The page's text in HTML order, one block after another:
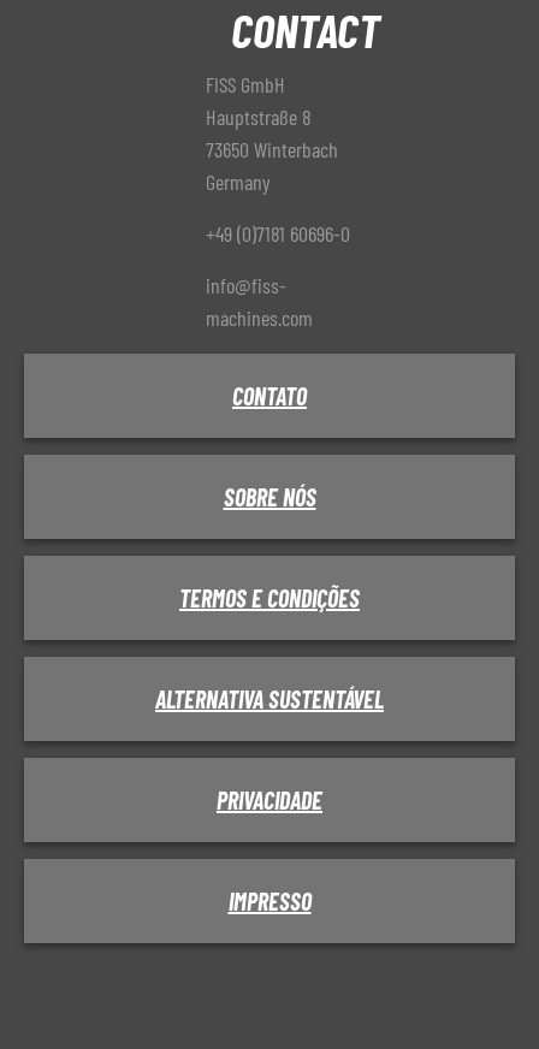
CONTACT
FISS GmbH
Hauptstraße 8
73650 Winterbach
Germany
+49 (0)7181 60696-0
info@fiss-
machines.com
CONTATO
SOBRE NÓS
TERMOS E CONDIÇÕES
ALTERNATIVA SUSTENTÁVEL
PRIVACIDADE
IMPRESSO